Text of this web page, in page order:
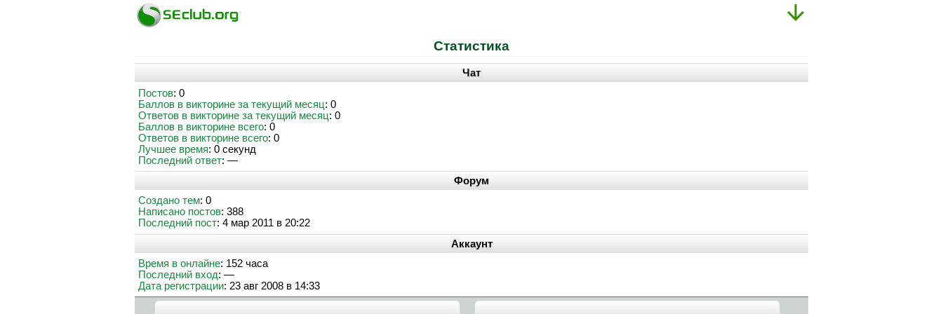
Статистика
Чат
Постов: 0
Баллов в викторине за текущий месяц: 0
Ответов в викторине за текущий месяц: 0
Баллов в викторине всего: 0
Ответов в викторине всего: 0
Лучшее время: 0 секунд
Последний ответ: —
Форум
Создано тем: 0
Написано постов: 388
Последний пост: 4 мар 2011 в 20:22
Аккаунт
Время в онлайне: 152 часа
Последний вход: —
Дата регистрации: 23 авг 2008 в 14:33